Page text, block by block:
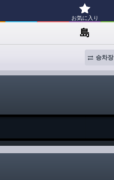
お気に入り
島
승차장